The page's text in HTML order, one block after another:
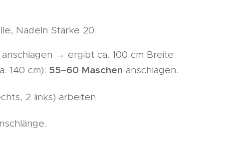
Nadeln Stärke 20
→ ergibt ca. 100 cm Breite.
140 cm): 55–60 Maschen anschlagen.
2 links) arbeiten.